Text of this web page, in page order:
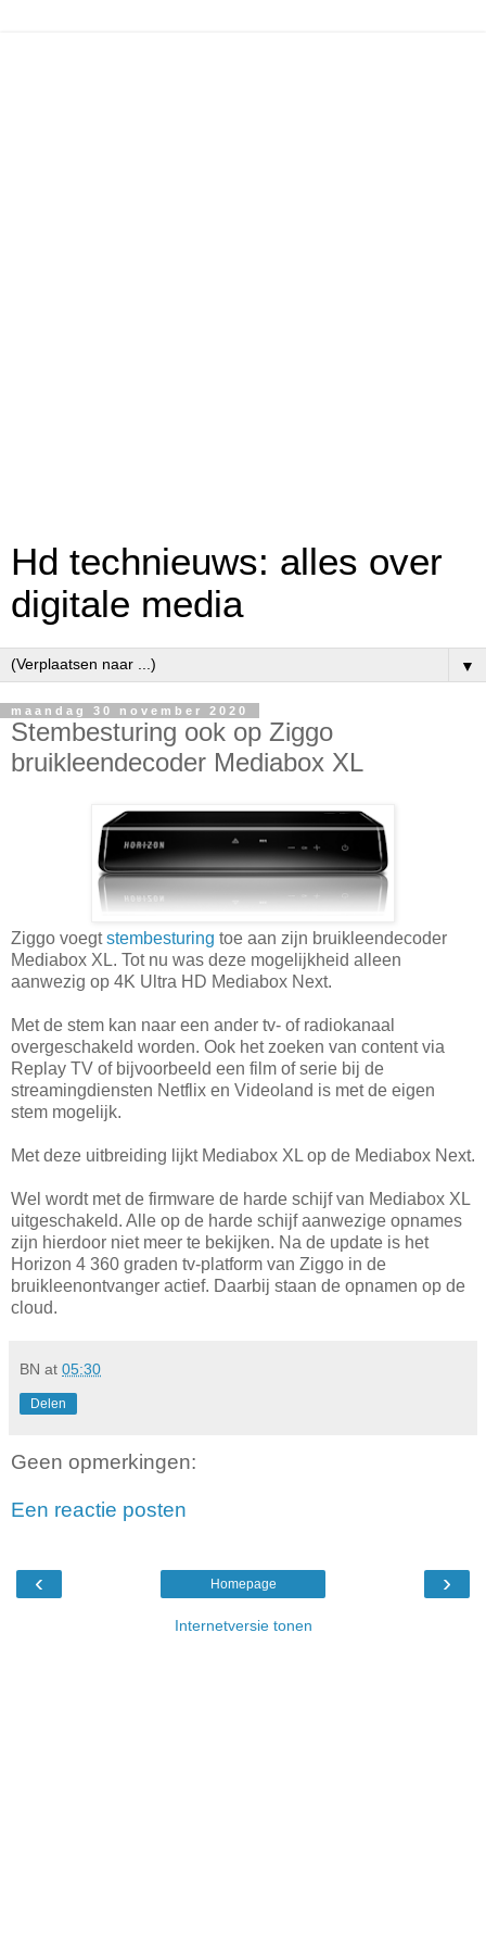
Hd technieuws: alles over
digitale media
▼
maandag 30 november 2020
Stembesturing ook op Ziggo
bruikleendecoder Mediabox XL
Ziggo voegtstembesturing toe aan zijn bruikleendecoder
Mediabox XL. Tot nu was deze mogelijkheid alleen
aanwezig op 4K Ultra HD Mediabox Next.
Met de stem kan naar een ander tv- of radiokanaal
overgeschakeld worden. Ook het zoeken van content via
Replay TV of bijvoorbeeld een film of serie bij de
streamingdiensten Netflix en Videoland is met de eigen
stem mogelijk.
Met deze uitbreiding lijkt Mediabox XL op de Mediabox Next.
Wel wordt met de firmware de harde schijf van Mediabox XL
uitgeschakeld. Alle op de harde schijf aanwezige opnames
zijn hierdoor niet meer te bekijken. Na de update is het
Horizon 4 360 graden tv-platform van Ziggo in de
bruikleenontvanger actief. Daarbij staan de opnamen op de
cloud.
BN at 05:30
Delen
Geen opmerkingen:
Een reactie posten
‹ ›
Homepage
Internetversie tonen